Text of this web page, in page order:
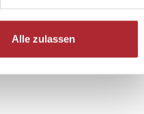
Alle zulassen